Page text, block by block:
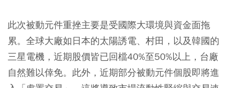
此次被動元件重挫主要是受國際大環境與資金面拖
累。全球大廠如日本的太陽誘電、村田，以及韓國的
三星電機，近期股價皆已回檔40%至50%以上，台廠
自然難以倖免。此外，近期部分被動元件個股即將進